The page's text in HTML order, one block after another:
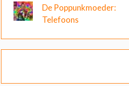
De Poppunkmoeder:
Telefoons